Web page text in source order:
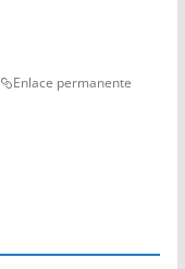
Enlace permanente